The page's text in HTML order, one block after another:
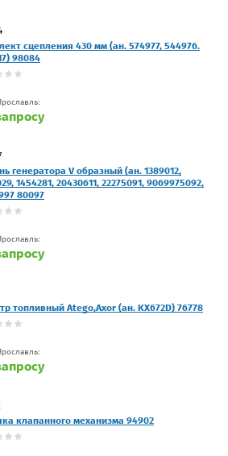
сцепления 430 мм (ан. 574977, 544976.
98084
генератора V образный (ан. 1389012,
1454281, 20430611, 22275091, 9069975092,
80097
топливный Atego,Axor (ан. KX672D) 76778
клапанного механизма 94902